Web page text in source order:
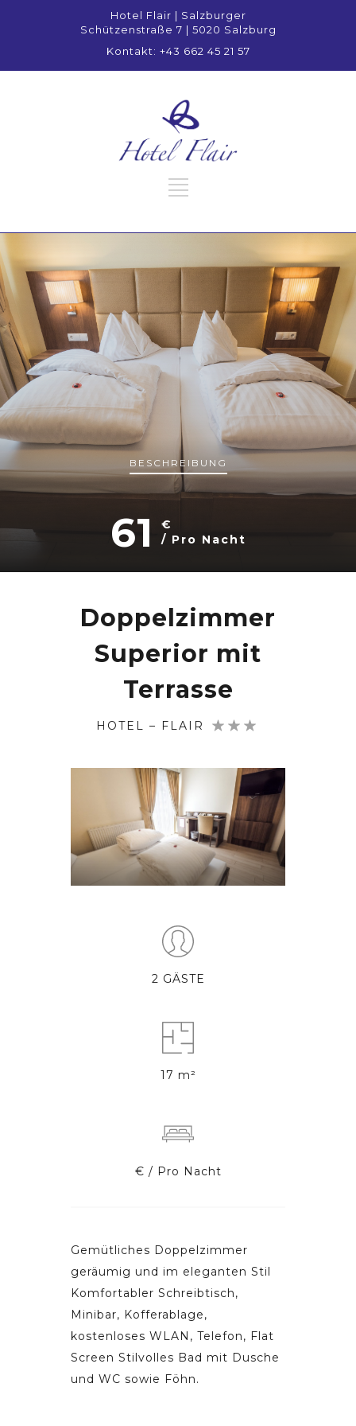
Hotel Flair | Salzburger
Schützenstraße 7 | 5020 Salzburg
Kontakt: +43 662 45 21 57
BESCHREIBUNG
61
€
/ Pro Nacht
Doppelzimmer
Superior mit
Terrasse
HOTEL – FLAIR
2 GÄSTE
17 m²
€ / Pro Nacht
Gemütliches Doppelzimmer
geräumig und im eleganten Stil
Komfortabler Schreibtisch,
Minibar, Kofferablage,
kostenloses WLAN, Telefon, Flat
Screen Stilvolles Bad mit Dusche
und WC sowie Föhn.